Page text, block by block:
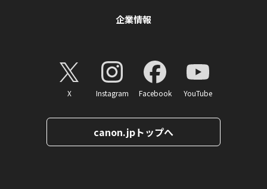
企業情報
X Instagram Facebook YouTube
canon.jpトップへ